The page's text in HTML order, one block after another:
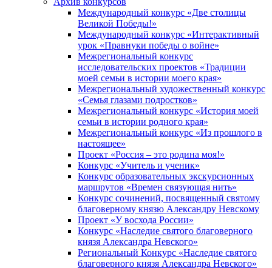
Международный конкурс «Две столицы
Великой Победы!»
Международный конкурс «Интерактивный
урок «Правнуки победы о войне»
Межрегиональный конкурс
исследовательских проектов «Традиции
моей семьи в истории моего края»
Межрегиональный художественный конкурс
«Семья глазами подростков»
Межрегиональный конкурс «История моей
семьи в истории родного края»
Межрегиональный конкурс «Из прошлого в
настоящее»
Проект «Россия – это родина моя!»
Конкурс «Учитель и ученик»
Конкурс образовательных экскурсионных
маршрутов «Времен связующая нить»
Конкурс сочинений, посвященный святому
благоверному князю Александру Невскому
Проект «У восхода России»
Конкурс «Наследие святого благоверного
князя Александра Невского»
Региональный Конкурс «Наследие святого
благоверного князя Александра Невского»